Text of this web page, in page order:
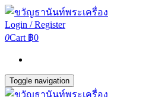
Login / Register
0Cart ฿0
Toggle navigation